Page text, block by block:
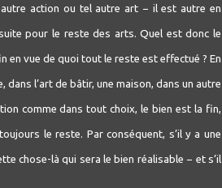
action ou tel autre art − il est autre en
pour le reste des arts. Quel est donc le
en vue de quoi tout le reste est effectué ? En
dans l’art de bâtir, une maison, dans un autre
comme dans tout choix, le bien est la fin,
le reste. Par conséquent, s’il y a une
chose-là qui sera le bien réalisable − et s’il